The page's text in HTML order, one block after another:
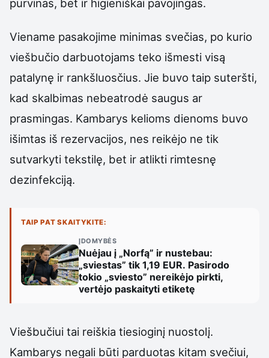
purvinas, bet ir higieniškai pavojingas.
Viename pasakojime minimas svečias, po kurio
viešbučio darbuotojams teko išmesti visą
patalynę ir rankšluosčius. Jie buvo taip suteršti,
kad skalbimas nebeatrodė saugus ar
prasmingas. Kambarys kelioms dienoms buvo
išimtas iš rezervacijos, nes reikėjo ne tik
sutvarkyti tekstilę, bet ir atlikti rimtesnę
dezinfekciją.
TAIP PAT SKAITYKITE:
ĮDOMYBĖS
Nuėjau į „Norfą” ir nustebau:
„sviestas” tik 1,19 EUR. Pasirodo
tokio „sviesto” nereikėjo pirkti,
vertėjo paskaityti etiketę
Viešbučiui tai reiškia tiesioginį nuostolį.
Kambarys negali būti parduotas kitam svečiui,